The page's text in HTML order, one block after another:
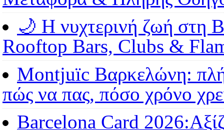
🌙 Η νυχτερινή ζωή στη
Rooftop Bars, Clubs &
Montjuïc Βαρκελώνη:
πώς να πας, πόσο χρόνο
Barcelona Card